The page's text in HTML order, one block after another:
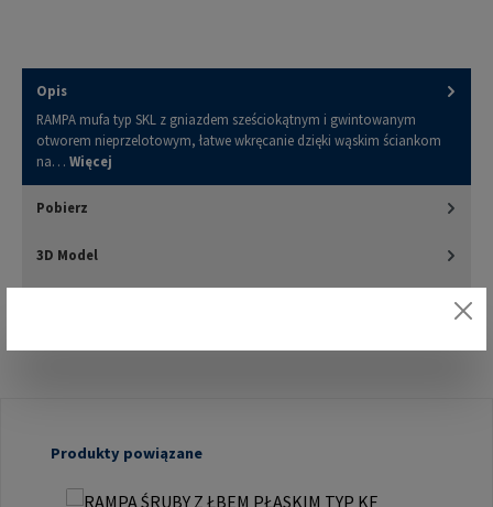
Opis
RAMPA mufa typ SKL z gniazdem sześciokątnym i gwintowanym
otworem nieprzelotowym, łatwe wkręcanie dzięki wąskim ściankom
na… Więcej
Pobierz
3D Model
Pomiń galerię produktów
Produkty powiązane